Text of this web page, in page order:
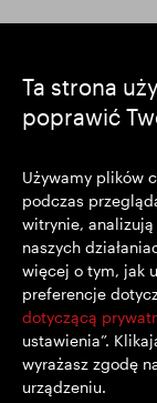
Ta strona
poprawić
Używamy plików
podczas
witrynie,
naszych
więcej o tym, jak
preferencje
dotyczącą
ustawienia”.
wyrażasz zgodę
urządzeniu.
SEGRO plc
Siedziba: 1 New
Zarejestrowana w
Miejsce rejestracji:
© SEGRO 2022
Wyłączenie